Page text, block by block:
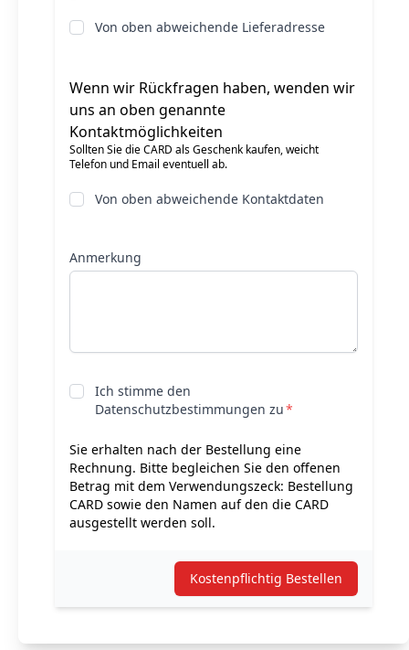
Von oben abweichende Lieferadresse
Wenn wir Rückfragen haben, wenden wir
uns an oben genannte
Kontaktmöglichkeiten
Sollten Sie die CARD als Geschenk kaufen, weicht
Telefon und Email eventuell ab.
Von oben abweichende Kontaktdaten
Anmerkung
Ich stimme den
Datenschutzbestimmungen zu
Sie erhalten nach der Bestellung eine
Rechnung. Bitte begleichen Sie den offenen
Betrag mit dem Verwendungszeck: Bestellung
CARD sowie den Namen auf den die CARD
ausgestellt werden soll.
Kostenpflichtig Bestellen